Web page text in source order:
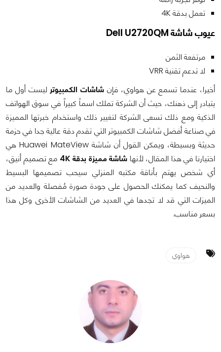
تعمل بدقة 4K
عيوب شاشة Dell U2720QM
مرتفعة الثمن
لا تدعم تقنية VRR
أخيرا، عندما تسمع عن هواوي، فإن شاشات الكمبيوتر ليست أول ما
يتبادر إلى ذهنك، حيث أن الشركة تملك اسماً كبيراً في سوق الهواتف
الذكية ومع ذلك تسعى الشركة لتغيير ذلك واستخدام خبرتها المميزة
في صناعة أفضل شاشات الكمبيوتر التي تقدم دقة عالية جدا في حزمة
حديثة وبسيطة، ويمكن القول أن شاشة Huawei MateView هي
اختيارنا في هذا المقال، لأنها شاشة مميزة بدقة 4K
مع تصميم أنيق،
أي شخص يهتم بأناقة مكتبه المنزلي سيحب تصميمها البسيط
والنحيف كما يمكنك الحصول على جودة صورة مُفصلة والعديد من
الميزات التي قد لا تجدها في العديد من الشاشات الأخرى وكل هذا
بسعر مناسب.
هواوي